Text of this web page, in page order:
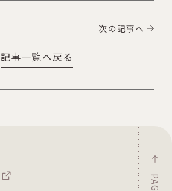
次の記事へ
記事一覧へ戻る